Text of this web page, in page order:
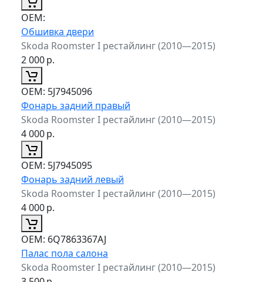
ОЕМ:
Обшивка двери
Skoda Roomster I рестайлинг (2010—2015)
2 000р.
ОЕМ: 5J7945096
Фонарь задний правый
Skoda Roomster I рестайлинг (2010—2015)
4 000р.
ОЕМ: 5J7945095
Фонарь задний левый
Skoda Roomster I рестайлинг (2010—2015)
4 000р.
ОЕМ: 6Q7863367AJ
Палас пола салона
Skoda Roomster I рестайлинг (2010—2015)